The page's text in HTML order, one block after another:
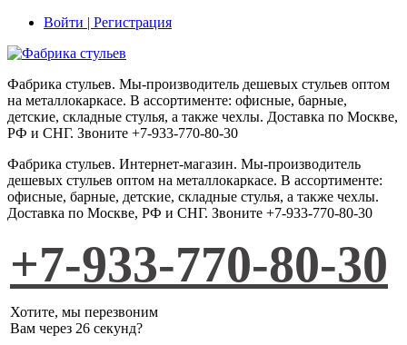
Войти | Регистрация
Фабрика стульев. Мы-производитель дешевых стульев оптом
на металлокаркасе. В ассортименте: офисные, барные,
детские, складные стулья, а также чехлы. Доставка по Москве,
РФ и СНГ. Звоните +7-933-770-80-30
Фабрика стульев. Интернет-магазин. Мы-производитель
дешевых стульев оптом на металлокаркасе. В ассортименте:
офисные, барные, детские, складные стулья, а также чехлы.
Доставка по Москве, РФ и СНГ. Звоните +7-933-770-80-30
+7-933-770-80-30
Хотите, мы перезвоним
Вам через 26 секунд?